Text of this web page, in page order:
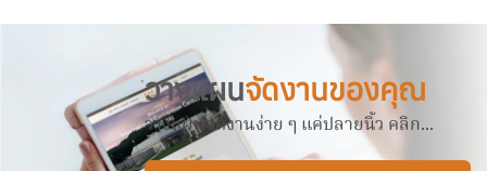
วางแผนจัดงานของคุณ
วางแผนจัดงานง่าย ๆ แค่ปลายนิ้ว คลิก...